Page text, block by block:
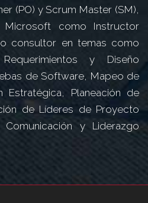
(PO) y Scrum Master (SM),
Microsoft como Instructor
consultor en temas como
y Diseño
de Software, Mapeo de
Estratégica, Planeación de
de Líderes de Proyecto
y Liderazgo